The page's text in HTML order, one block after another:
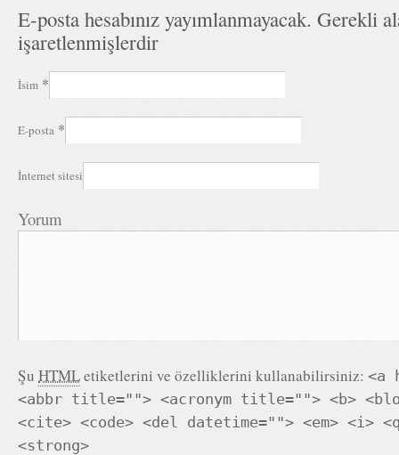
E-posta hesabınız yayımlanmayacak. Gerekli
işaretlenmişlerdir
İsim *
E-posta *
İnternet sitesi
Yorum
Şu HTMLetiketlerini ve özelliklerini kullanabilirsiniz: <a
<abbr title=""> <acronym title=""> <b>
<cite> <code> <del datetime=""> <em> <i>
<strong>